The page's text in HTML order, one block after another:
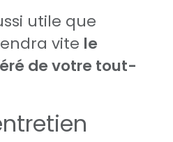
utile que
vite le
de votre tout-